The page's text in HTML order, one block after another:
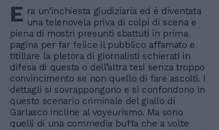
E ra un’inchiesta giudiziaria ed è diventata
una telenovela priva di colpi di scena e
piena di mostri presunti sbattuti in prima
pagina per far felice il pubblico affamato e
titillare la pletora di giornalisti schierati in
difesa di questa o dell’altra tesi senza troppo
convincimento se non quello di fare ascolti. I
dettagli si sovrappongono e si confondono in
questo scenario criminale del giallo di
Garlasco incline al voyeurismo. Ma sono
quelli di una commedia buffa che a volte